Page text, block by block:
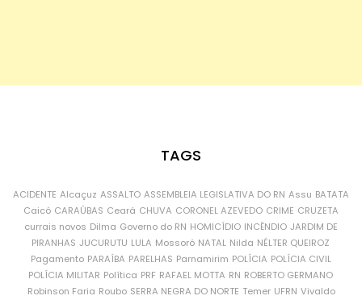
TAGS
ACIDENTE Alcaçuz ASSALTO ASSEMBLEIA LEGISLATIVA DO RN Assu BATATA
Caicó CARAÚBAS Ceará CHUVA CORONEL AZEVEDO CRIME CRUZETA
currais novos Dilma Governo do RN HOMICÍDIO INCÊNDIO JARDIM DE
PIRANHAS JUCURUTU LULA Mossoró NATAL Nilda NÉLTER QUEIROZ
Pagamento PARAÍBA PARELHAS Parnamirim POLÍCIA POLÍCIA CIVIL
POLÍCIA MILITAR Política PRF RAFAEL MOTTA RN ROBERTO GERMANO
Robinson Faria Roubo SERRA NEGRA DO NORTE Temer UFRN Vivaldo